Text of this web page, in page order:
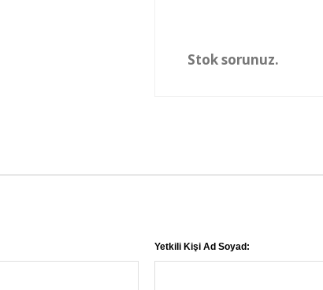
Stok sorunuz.
Yetkili Kişi Ad Soyad: